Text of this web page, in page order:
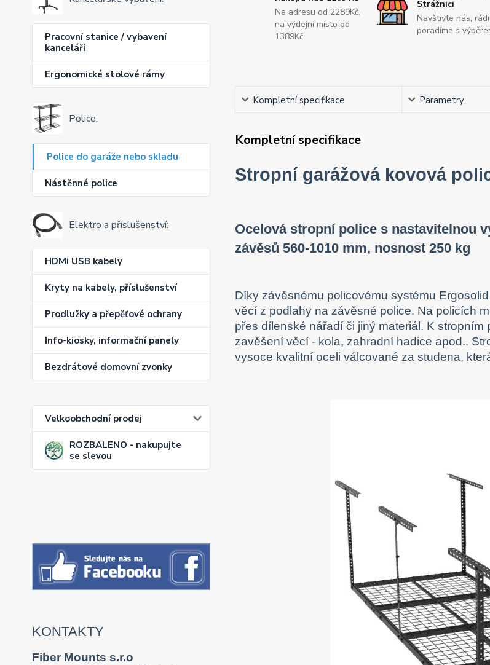
Pracovní stanice / vybavení
kanceláří
Ergonomické stolové rámy
Police:
Police do garáže nebo skladu
Nástěnné police
Elektro a příslušenství:
HDMi USB kabely
Kryty na kabely, příslušenství
Prodlužky a přepěťové ochrany
Info-kiosky, informační panely
Bezdrátové domovní zvonky
Velkoobchodní prodej
ROZBALENO - nakupujte
se slevou
KONTAKTY
Fiber Mounts s.r.o
Na adresu od 2289Kč,
na výdejní místo od
1389Kč
Strážnici
Navštivte nás,
poradíme s
Kompletní specifikace Parametry
Kompletní specifikace
Stropní garážová kovová
Ocelová stropní police s nastavitelnou
závěsů 560-1010 mm, nosnost 250 kg
Díky závěsnému policovému systému
věcí z podlahy na závěsné police. Na policích
přes dílenské nářadí či jiný materiál. K stropním
zavěšení věcí - kola, zahradní hadice apod..
vysoce kvalitní oceli válcované za studena,